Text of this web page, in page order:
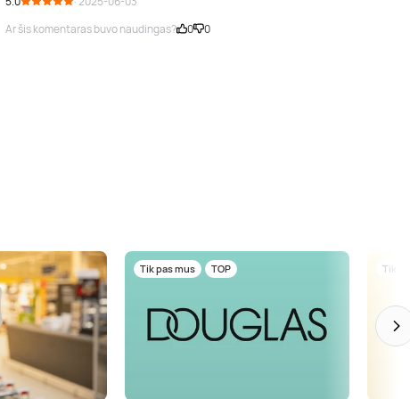
Ar šis komentaras buvo naudingas?
0 0
Tik pas mus TOP Tik